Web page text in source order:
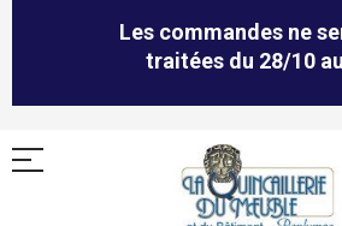
Les commandes ne
traitées du 28/10